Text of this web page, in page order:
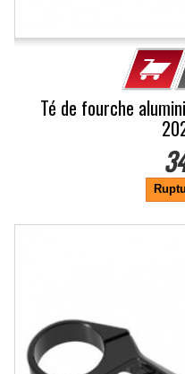
Té de fourche